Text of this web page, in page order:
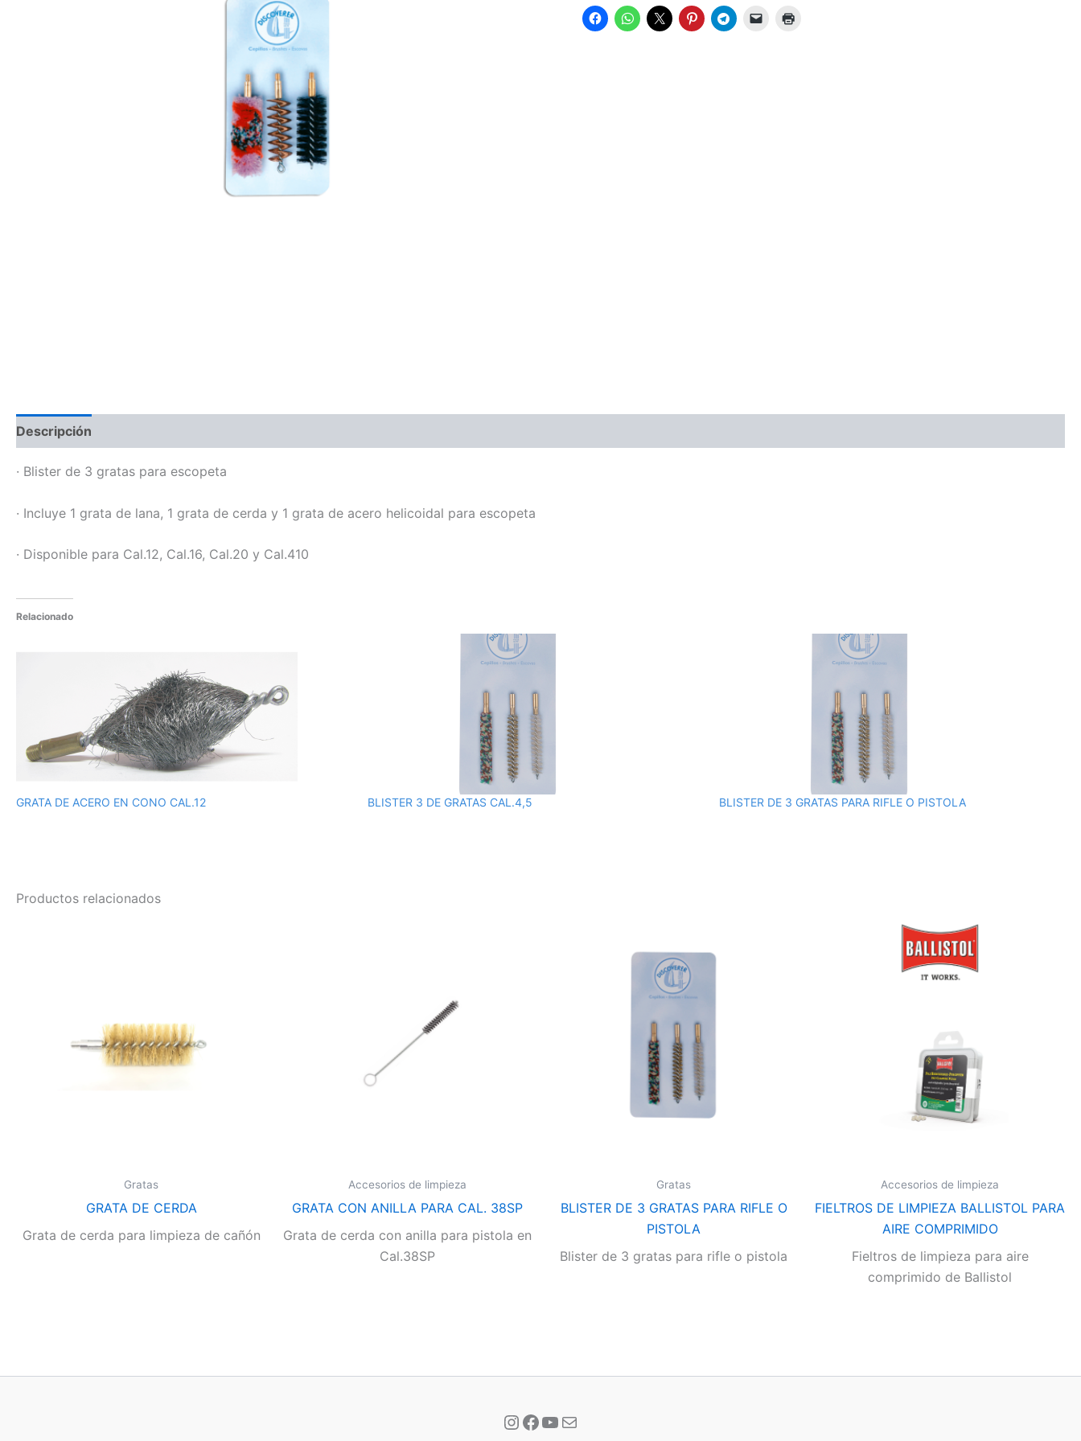
Descripción
· Blister de 3 gratas para escopeta
· Incluye 1 grata de lana, 1 grata de cerda y 1 grata de acero helicoidal para escopeta
· Disponible para Cal.12, Cal.16, Cal.20 y Cal.410
Relacionado
GRATA DE ACERO EN CONO CAL.12 BLISTER 3 DE GRATAS CAL.4,5 BLISTER DE 3 GRATAS PARA RIFLE O PISTOLA
Productos relacionados
Gratas
GRATA DE CERDA
Grata de cerda para limpieza de cañón
Accesorios de limpieza
GRATA CON ANILLA PARA CAL. 38SP
Grata de cerda con anilla para pistola en
Cal.38SP
Gratas
BLISTER DE 3 GRATAS PARA RIFLE O
PISTOLA
Blister de 3 gratas para rifle o pistola
Accesorios de limpieza
FIELTROS DE LIMPIEZA BALLISTOL PARA
AIRE COMPRIMIDO
Fieltros de limpieza para aire
comprimido de Ballistol
Instagram
Facebook
YouTube
Correo electrónico